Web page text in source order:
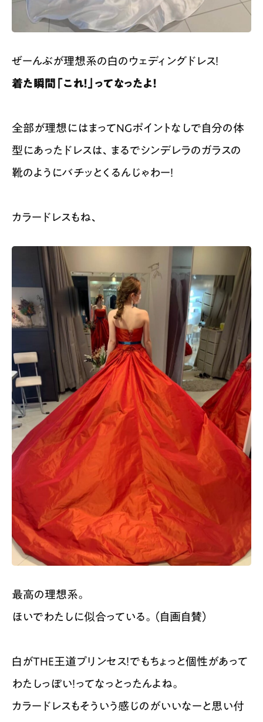
ぜーんぶが理想系の白のウェディングドレス！
着た瞬間「これ！」ってなったよ！
全部が理想にはまってNGポイントなしで自分の体
型にあったドレスは、まるでシンデレラのガラスの
靴のようにバチッとくるんじゃわー！
カラードレスもね、
最高の理想系。
ほいでわたしに似合っている。（自画自賛）
白がTHE王道プリンセス！でもちょっと個性があって
わたしっぽい！ってなっとったんよね。
カラードレスもそういう感じのがいいなーと思い付